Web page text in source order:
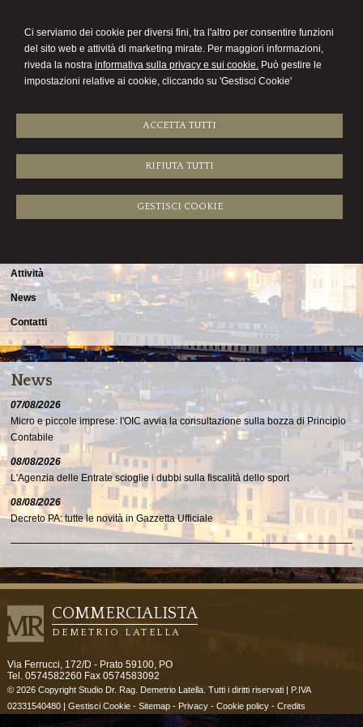
Ci serviamo dei cookie per diversi fini, tra l'altro per consentire funzioni
del sito web e attività di marketing mirate. Per maggiori informazioni,
riveda la nostra informativa sulla privacy e sui cookie. Può gestire le
impostazioni relative ai cookie, cliccando su 'Gestisci Cookie'
ACCETTA TUTTI
RIFIUTA TUTTI
GESTISCI COOKIE
DEMETRIO LATELLA
Menu
Sitemap
Attività
News
Contatti
News
07/08/2026
Micro e piccole imprese: l'OIC avvia la consultazione sulla bozza di Principio
Contabile
08/08/2026
L'Agenzia delle Entrate scioglie i dubbi sulla fiscalità dello sport
08/08/2026
Decreto PA: tutte le novità in Gazzetta Ufficiale
COMMERCIALISTA
DEMETRIO LATELLA
Via Ferrucci, 172/D - Prato 59100, PO
Tel. 0574582260Fax 0574583092
© 2026 Copyright Studio Dr. Rag. Demetrio Latella. Tutti i diritti riservati | P.IVA
02331540480 | Gestisci Cookie- Sitemap- Privacy- Cookie policy- Credits